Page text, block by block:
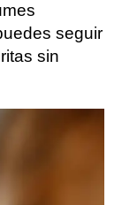
seguir
sin